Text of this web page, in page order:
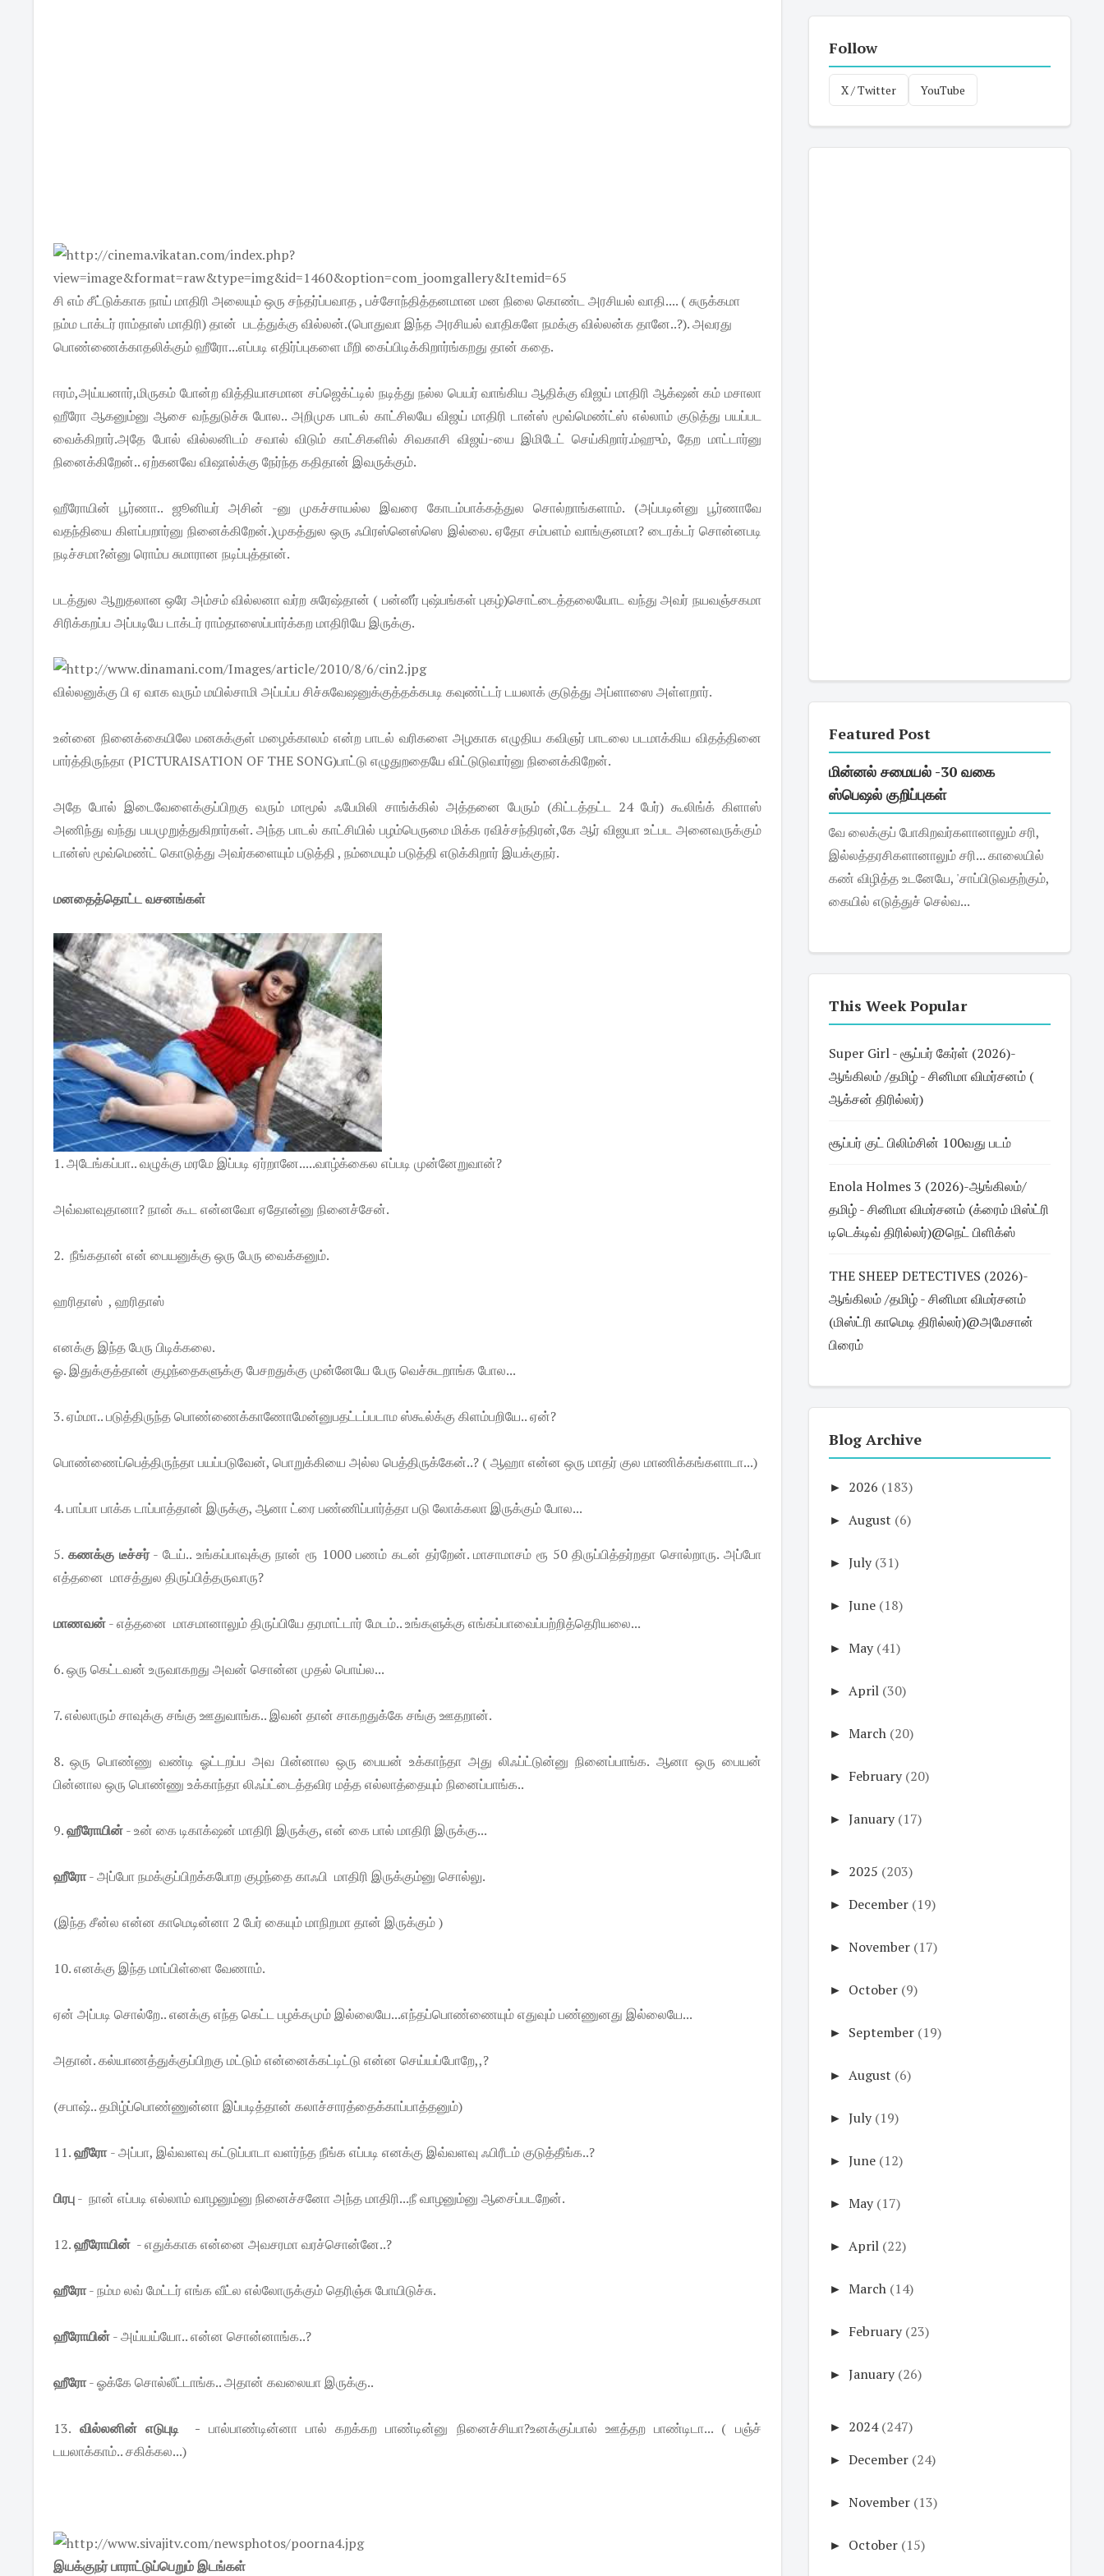
சி எம் சீட்டுக்காக நாய் மாதிரி அலையும் ஒரு சந்தர்ப்பவாத , பச்சோந்தித்தனமான மன நிலை கொண்ட அரசியல் வாதி.... ( சுருக்கமா
நம்ம டாக்டர் ராம்தாஸ் மாதிரி) தான் படத்துக்கு வில்லன்.(பொதுவா இந்த அரசியல் வாதிகளே நமக்கு வில்லன்க தானே..?). அவரது
பொண்ணைக்காதலிக்கும் ஹீரோ...எப்படி எதிர்ப்புகளை மீறி கைப்பிடிக்கிறார்ங்கறது தான் கதை.
ஈரம்,அய்யனார்,மிருகம் போன்ற வித்தியாசமான சப்ஜெக்ட்டில் நடித்து நல்ல பெயர் வாங்கிய ஆதிக்கு விஜய் மாதிரி ஆக்‌ஷன் கம் மசாலா
ஹீரோ ஆகனும்னு ஆசை வந்துடுச்சு போல.. அறிமுக பாடல் காட்சிலயே விஜய் மாதிரி டான்ஸ் மூவ்மெண்ட்ஸ் எல்லாம் குடுத்து பயப்பட
வைக்கிறார்.அதே போல் வில்லனிடம் சவால் விடும் காட்சிகளில் சிவகாசி விஜய்-யை இமிடேட் செய்கிறார்.ம்ஹும், தேற மாட்டார்னு
நினைக்கிறேன்.. ஏற்கனவே விஷால்க்கு நேர்ந்த கதிதான் இவருக்கும்.
ஹீரோயின் பூர்ணா.. ஜூனியர் அசின் -னு முகச்சாயல்ல இவரை கோடம்பாக்கத்துல சொல்றாங்களாம். (அப்படின்னு பூர்ணாவே
வதந்தியை கிளப்பறார்னு நினைக்கிறேன்.)முகத்துல ஒரு ஃபிரஸ்னெஸ்ஸெ இல்லை. ஏதோ சம்பளம் வாங்குனமா? டைரக்டர் சொன்னபடி
நடிச்சமா?ன்னு ரொம்ப சுமாரான நடிப்புத்தான்.
படத்துல ஆறுதலான ஒரே அம்சம் வில்லனா வர்ற சுரேஷ்தான் ( பன்னீர் புஷ்பங்கள் புகழ்)சொட்டைத்தலையோட வந்து அவர் நயவஞ்சகமா
சிரிக்கறப்ப அப்படியே டாக்டர் ராம்தாஸைப்பார்க்கற மாதிரியே இருக்கு.
வில்லனுக்கு பி ஏ வாக வரும் மயில்சாமி அப்பப்ப சிச்சுவேஷனுக்குத்தக்கபடி கவுண்ட்டர் டயலாக் குடுத்து அப்ளாஸை அள்ளறார்.
உன்னை நினைக்கையிலே மனசுக்குள் மழைக்காலம் என்ற பாடல் வரிகளை அழகாக எழுதிய கவிஞர் பாடலை படமாக்கிய விதத்தினை
பார்த்திருந்தா (PICTURAISATION OF THE SONG)பாட்டு எழுதுறதையே விட்டுடுவார்னு நினைக்கிறேன்.
அதே போல் இடைவேளைக்குப்பிறகு வரும் மாமூல் ஃபேமிலி சாங்க்கில் அத்தனை பேரும் (கிட்டத்தட்ட 24 பேர்) கூலிங்க் கிளாஸ்
அணிந்து வந்து பயமுறுத்துகிறார்கள். அந்த பாடல் காட்சியில் பழம்பெருமை மிக்க ரவிச்சந்திரன்,கே ஆர் விஜயா உட்பட அனைவருக்கும்
டான்ஸ் மூவ்மெண்ட் கொடுத்து அவர்களையும் படுத்தி , நம்மையும் படுத்தி எடுக்கிறார் இயக்குநர்.
மனதைத்தொட்ட வசனங்கள்
1. அடேங்கப்பா.. வழுக்கு மரமே இப்படி ஏர்றானே.....வாழ்க்கைல எப்படி முன்னேறுவான்?
அவ்வளவுதானா? நான் கூட என்னவோ ஏதோன்னு நினைச்சேன்.
2. நீங்கதான் என் பையனுக்கு ஒரு பேரு வைக்கனும்.
ஹரிதாஸ் , ஹரிதாஸ்
எனக்கு இந்த பேரு பிடிக்கலை.
ஓ. இதுக்குத்தான் குழந்தைகளுக்கு பேசறதுக்கு முன்னேயே பேரு வெச்சுடறாங்க போல...
3. ஏம்மா.. படுத்திருந்த பொண்ணைக்காணோமேன்னுபதட்டப்படாம ஸ்கூல்க்கு கிளம்பறியே.. ஏன்?
பொண்ணைப்பெத்திருந்தா பயப்படுவேன், பொறுக்கியை அல்ல பெத்திருக்கேன்..? ( ஆஹா என்ன ஒரு மாதர் குல மாணிக்கங்களாடா...)
4. பாப்பா பாக்க டாப்பாத்தான் இருக்கு, ஆனா ட்ரை பண்ணிப்பார்த்தா படு லோக்கலா இருக்கும் போல...
5. கணக்கு டீச்சர்- டேய்.. உங்கப்பாவுக்கு நான் ரூ 1000 பணம் கடன் தர்றேன். மாசாமாசம் ரூ 50 திருப்பித்தர்றதா சொல்றாரு. அப்போ
எத்தனை மாசத்துல திருப்பித்தருவாரு?
மாணவன்- எத்தனை மாசமானாலும் திருப்பியே தரமாட்டார் மேடம்.. உங்களுக்கு எங்கப்பாவைப்பற்றித்தெரியலை...
6. ஒரு கெட்டவன் உருவாகறது அவன் சொன்ன முதல் பொய்ல...
7. எல்லாரும் சாவுக்கு சங்கு ஊதுவாங்க.. இவன் தான் சாகறதுக்கே சங்கு ஊதறான்.
8. ஒரு பொண்ணு வண்டி ஓட்டறப்ப அவ பின்னால ஒரு பையன் உக்காந்தா அது லிஃப்ட்டுன்னு நினைப்பாங்க. ஆனா ஒரு பையன்
பின்னால ஒரு பொண்ணு உக்காந்தா லிஃப்ட்டைத்தவிர மத்த எல்லாத்தையும் நினைப்பாங்க..
9.ஹீரோயின்- உன் கை டிகாக்‌ஷன் மாதிரி இருக்கு, என் கை பால் மாதிரி இருக்கு...
ஹீரோ- அப்போ நமக்குப்பிறக்கபோற குழந்தை காஃபி மாதிரி இருக்கும்னு சொல்லு.
(இந்த சீன்ல என்ன காமெடின்னா 2 பேர் கையும் மாநிறமா தான் இருக்கும் )
10. எனக்கு இந்த மாப்பிள்ளை வேணாம்.
ஏன் அப்படி சொல்றே.. எனக்கு எந்த கெட்ட பழக்கமும் இல்லையே...எந்தப்பொண்ணையும் எதுவும் பண்ணுனது இல்லையே...
அதான். கல்யாணத்துக்குப்பிறகு மட்டும் என்னைக்கட்டிட்டு என்ன செய்யப்போறே,,?
(சபாஷ்.. தமிழ்ப்பொண்ணுன்னா இப்படித்தான் கலாச்சாரத்தைக்காப்பாத்தனும்)
11.ஹீரோ- அப்பா, இவ்வளவு கட்டுப்பாடா வளர்ந்த நீங்க எப்படி எனக்கு இவ்வளவு ஃபிரீடம் குடுத்தீங்க..?
பிரபு- நான் எப்படி எல்லாம் வாழனும்னு நினைச்சனோ அந்த மாதிரி...நீ வாழனும்னு ஆசைப்படறேன்.
12.ஹீரோயின் - எதுக்காக என்னை அவசரமா வரச்சொன்னே..?
ஹீரோ- நம்ம லவ் மேட்டர் எங்க வீட்ல எல்லோருக்கும் தெரிஞ்சு போயிடுச்சு.
ஹீரோயின்- அய்யய்யோ.. என்ன சொன்னாங்க..?
ஹீரோ- ஓக்கே சொல்லீட்டாங்க.. அதான் கவலையா இருக்கு..
13. வில்லனின் எடுபுடி - பால்பாண்டின்னா பால் கறக்கற பாண்டின்னு நினைச்சியா?உனக்குப்பால் ஊத்தற பாண்டிடா... ( பஞ்ச்
டயலாக்காம்.. சகிக்கல...)
இயக்குநர் பாராட்டுப்பெறும் இடங்கள்
Follow
X / Twitter YouTube
Featured Post
மின்னல் சமையல் -30 வகை
ஸ்பெஷல் குறிப்புகள்
வே லைக்குப் போகிறவர்களானாலும் சரி,
இல்லத்தரசிகளானாலும் சரி... காலையில்
கண் விழித்த உடனேயே, 'சாப்பிடுவதற்கும்,
கையில் எடுத்துச் செல்வ...
This Week Popular
Super Girl - சூப்பர் கேர்ள் (2026)-
ஆங்கிலம் /தமிழ் - சினிமா விமர்சனம் (
ஆக்சன் திரில்லர்)
சூப்பர் குட் பிலிம்சின் 100வது படம்
Enola Holmes 3 (2026)-ஆங்கிலம்/
தமிழ் - சினிமா விமர்சனம் (க்ரைம் மிஸ்ட்ரி
டிடெக்டிவ் திரில்லர்)@நெட் பிளிக்ஸ்
THE SHEEP DETECTIVES (2026)-
ஆங்கிலம் /தமிழ் - சினிமா விமர்சனம்
(மிஸ்ட்ரி காமெடி திரில்லர்)@அமேசான்
பிரைம்
Blog Archive
► 2026 (183)
► August (6)
► July (31)
► June (18)
► May (41)
► April (30)
► March (20)
► February (20)
► January (17)
► 2025 (203)
► December (19)
► November (17)
► October (9)
► September (19)
► August (6)
► July (19)
► June (12)
► May (17)
► April (22)
► March (14)
► February (23)
► January (26)
► 2024 (247)
► December (24)
► November (13)
► October (15)